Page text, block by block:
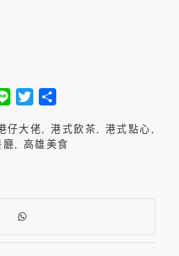
Line Twitter
仔大佬,港式飲茶, 港式點心 ,
廳, 高雄美食